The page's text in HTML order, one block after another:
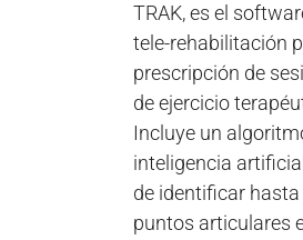
TRAK, es el
tele-rehabilitación
prescripción de
de ejercicio
Incluye un
inteligencia
de identificar hasta
puntos articulares